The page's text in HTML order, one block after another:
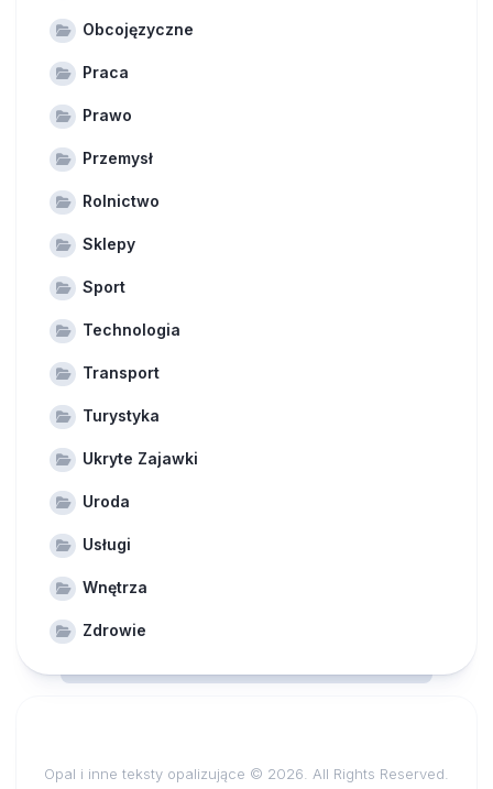
Obcojęzyczne
Praca
Prawo
Przemysł
Rolnictwo
Sklepy
Sport
Technologia
Transport
Turystyka
Ukryte Zajawki
Uroda
Usługi
Wnętrza
Zdrowie
Opal i inne teksty opalizujące © 2026. All Rights Reserved.